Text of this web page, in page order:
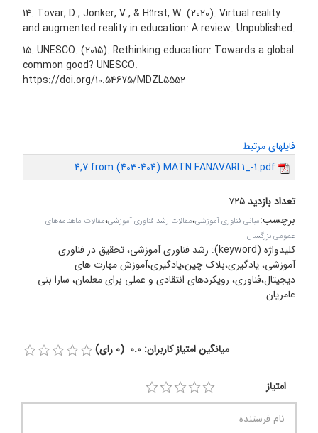
14. Tovar, D., Jonker, V., & Hürst, W. (2020). Virtual reality
and augmented reality in education: A review. Unpublished.
15. UNESCO. (2015). Rethinking education: Towards a global
common good? UNESCO.
https://doi.org/10.54675/MDZL5552
فایلهای مرتبط
4,7 from (403-404) MATN FANAVARI 1_-1.pdf
تعداد بازدید۷۲۵
برچسب:مبانی فناوری آموزشی،مقالات رشد فناوری آموزشی،مقالات ماهنامه‌های
عمومی بزرگسال
کلیدواژه (keyword):
رشد فناوری آموزشی، تحقیق در فناوری
آموزشی، یادگیری،بلاک چین،یادگیری،آموزش مهارت های
دیجیتال،فناوری، رویکردهای انتقادی و عملی برای معلمان، سارا بنی
عامریان
میانگین امتیاز کاربران: 0.0 (0 رای)
امتیاز